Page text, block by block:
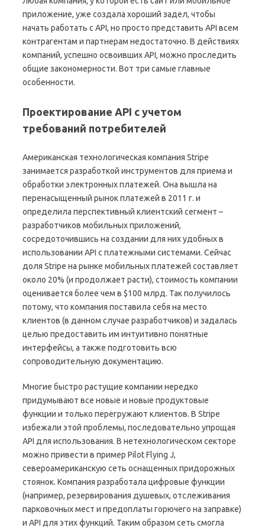
приложение, уже создала хороший задел, чтобы
начать работать с API, но просто представить API всем
контрагентам и партнерам недостаточно. В действиях
компаний, успешно освоивших API, можно проследить
общие закономерности. Вот три самые главные
особенности.
Проектирование API с учетом
требований потребителей
Американская технологическая компания Stripe
занимается разработкой инструментов для приема и
обработки электронных платежей. Она вышла на
перенасыщенный рынок платежей в 2011 г. и
определила перспективный клиентский сегмент –
разработчиков мобильных приложений,
сосредоточившись на создании для них удобных в
использовании API с платежными системами. Сейчас
доля Stripe на рынке мобильных платежей составляет
около 20% (и продолжает расти), стоимость компании
оценивается более чем в $100 млрд. Так получилось
потому, что компания поставила себя на место
клиентов (в данном случае разработчиков) и задалась
целью предоставить им интуитивно понятные
интерфейсы, а также подготовить всю
сопроводительную документацию.
Многие быстро растущие компании нередко
придумывают все новые и новые продуктовые
функции и только перегружают клиентов. В Stripe
избежали этой проблемы, последовательно упрощая
API для использования. В нетехнологическом секторе
можно привести в пример Pilot Flying J,
североамериканскую сеть оснащенных придорожных
стоянок. Компания разработала цифровые функции
(например, резервирования душевых, отслеживания
парковочных мест и предоплаты горючего на заправке)
и API для этих функций. Таким образом сеть смогла